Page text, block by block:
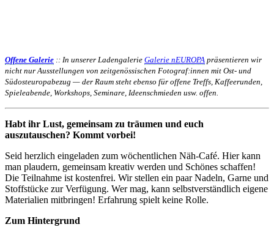
Offene Galerie :: In unserer Ladengalerie Galerie nEUROPA präsentieren wir
nicht nur Ausstellungen von zeitgenössischen Fotograf:innen mit Ost- und
Südosteuropabezug — der Raum steht ebenso für offene Treffs, Kaffeerunden,
Spieleabende, Workshops, Seminare, Ideenschmieden usw. offen.
Habt ihr Lust, gemeinsam zu träumen und euch
auszutauschen? Kommt vorbei!
Seid herzlich eingeladen zum wöchentlichen Näh-Café. Hier kann
man plaudern, gemeinsam kreativ werden und Schönes schaffen!
Die Teilnahme ist kostenfrei. Wir stellen ein paar Nadeln, Garne und
Stoffstücke zur Verfügung. Wer mag, kann selbstverständlich eigene
Materialien mitbringen! Erfahrung spielt keine Rolle.
Zum Hintergrund